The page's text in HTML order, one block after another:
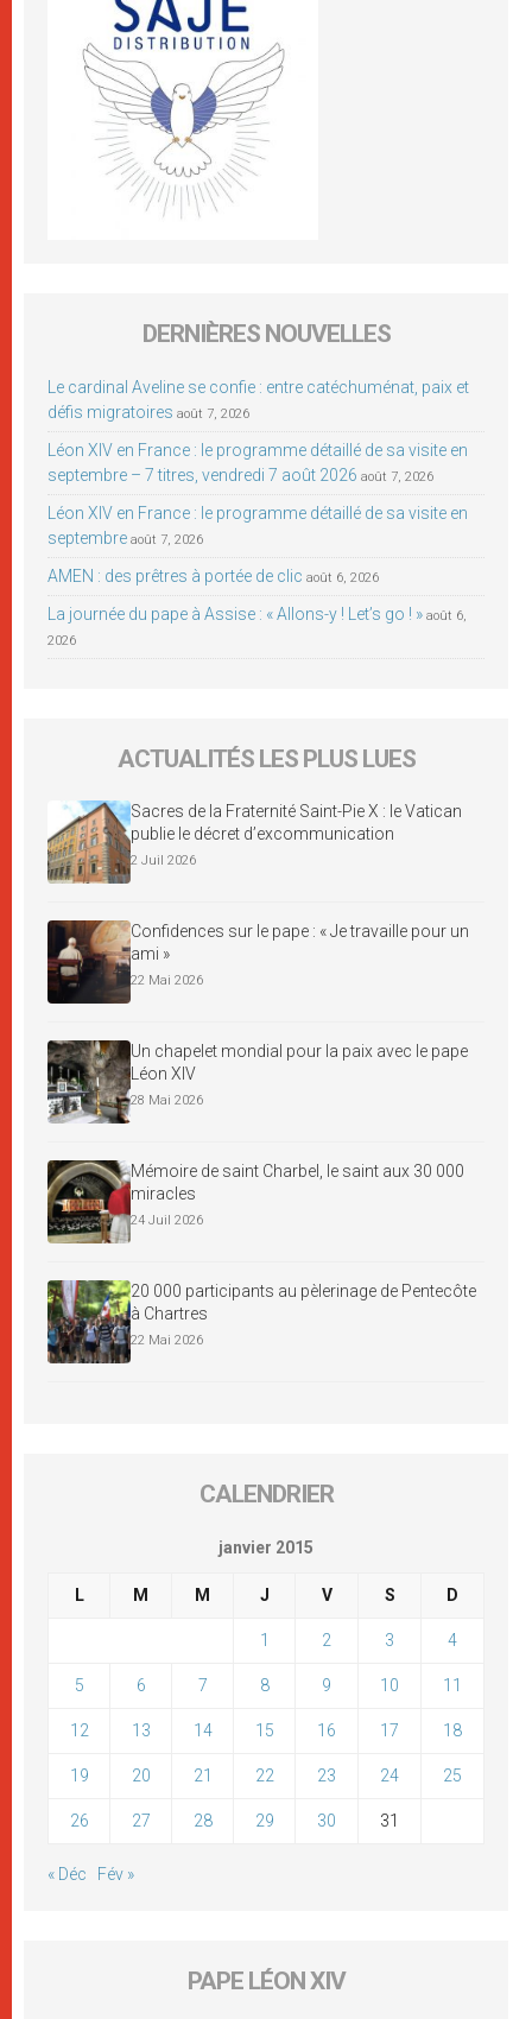
DERNIÈRES NOUVELLES
Le cardinal Aveline se confie : entre catéchuménat, paix et
défis migratoires août 7, 2026
Léon XIV en France : le programme détaillé de sa visite en
septembre – 7 titres, vendredi 7 août 2026 août 7, 2026
Léon XIV en France : le programme détaillé de sa visite en
septembre août 7, 2026
AMEN : des prêtres à portée de clic août 6, 2026
La journée du pape à Assise : « Allons-y ! Let’s go ! » août 6,
2026
ACTUALITÉS LES PLUS LUES
Sacres de la Fraternité Saint-Pie X : le Vatican
publie le décret d’excommunication
2 Juil 2026
Confidences sur le pape : « Je travaille pour un
ami »
22 Mai 2026
Un chapelet mondial pour la paix avec le pape
Léon XIV
28 Mai 2026
Mémoire de saint Charbel, le saint aux 30 000
miracles
24 Juil 2026
20 000 participants au pèlerinage de Pentecôte
à Chartres
22 Mai 2026
CALENDRIER
janvier 2015
L M M J V S D
1 2 3 4
5 6 7 8 9 10 11
12 13 14 15 16 17 18
19 20 21 22 23 24 25
26 27 28 29 30 31
« Déc Fév »
PAPE LÉON XIV